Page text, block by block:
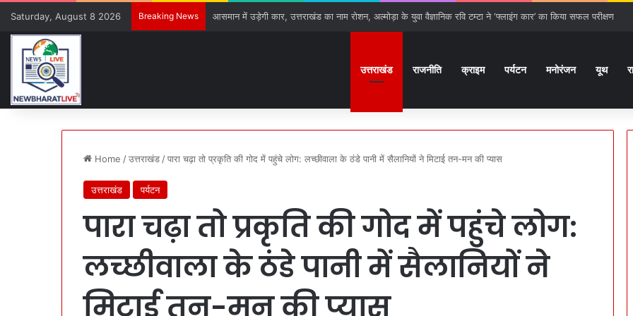
Saturday, August 8 2026 Breaking News धामी कैबिनेट का बड़ा फैसला, मेरठ से हरिद्वार तक बढ़ेगा गंगा एक्सप्रेस-वे, 15 प्रस्तावों को मिली हरी झंडी
उत्तराखंड राजनीति क्राइम पर्यटन मनोरंजन यूथ
Home /उत्तराखंड /पारा चढ़ा तो प्रकृति की गोद में पहुंचे लोग: लच्छीवाला के ठंडे पानी में सैलानियों ने मिटाई तन-मन की प्यास
उत्तराखंड पर्यटन
पारा चढ़ा तो प्रकृति की गोद में पहुंचे लोग:
लच्छीवाला के ठंडे पानी में सैलानियों ने
मिटाई तन-मन की प्यास